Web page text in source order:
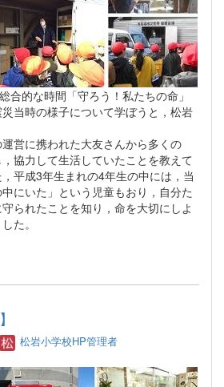
合的な時間「守ろう！私たちの命」
当時の様子について学ぼうと，松岩
営に携われた大友さんから多くの
協力して生活していたことを教えて
平成3年生まれの4年生の中には，当
にいた」という児童もおり，自分た
られたことを知り，命を大切にしよ
た。
松岩小学校HP管理者